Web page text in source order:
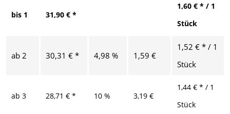
bis 1 31,90 € *
1,60 € * / 1
Stück
ab 2 30,31 € * 4,98 % 1,59 €
1,52 € * / 1
Stück
ab 3 28,71 € * 10 % 3,19 €
1,44 € * / 1
Stück